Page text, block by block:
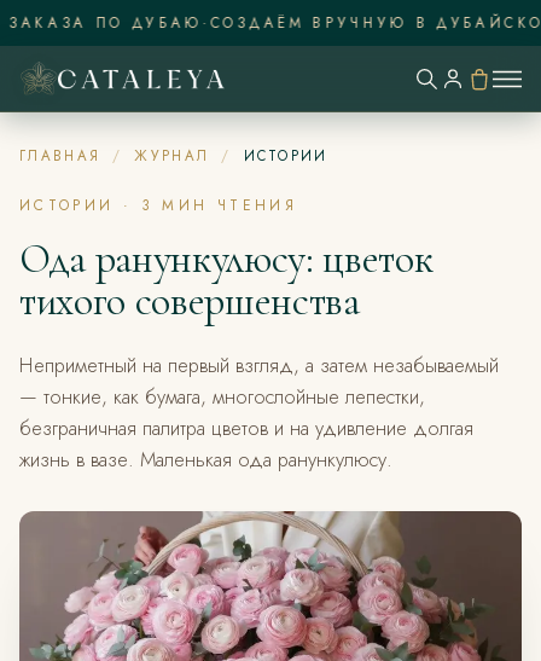
ПО ДУБАЮ·СОЗДАЁМ ВРУЧНУЮ В
ГЛАВНАЯ / ЖУРНАЛ / ИСТОРИИ
ИСТОРИИ · 3 МИН ЧТЕНИЯ
Ода ранункулюсу: цветок
тихого совершенства
Неприметный на первый взгляд, а затем незабываемый
— тонкие, как бумага, многослойные лепестки,
безграничная палитра цветов и на удивление долгая
жизнь в вазе. Маленькая ода ранункулюсу.